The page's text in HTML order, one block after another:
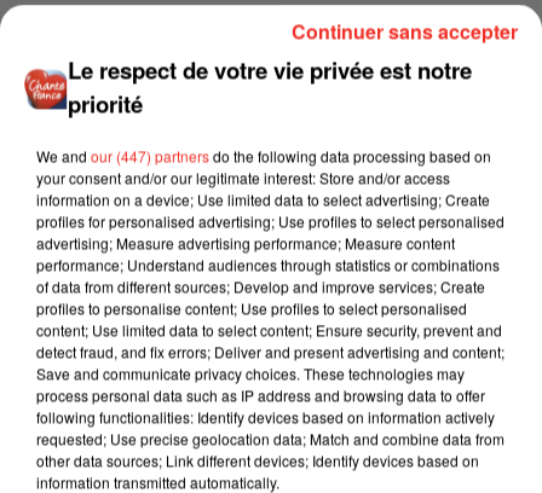
Le respect de votre vie privée est notre
priorité
We and our (447) partnersdo the following data processing based on
your consent and/or our legitimate interest: Store and/or access
information on a device; Use limited data to select advertising; Create
profiles for personalised advertising; Use profiles to select personalised
advertising; Measure advertising performance; Measure content
performance; Understand audiences through statistics or combinations
of data from different sources; Develop and improve services; Create
profiles to personalise content; Use profiles to select personalised
content; Use limited data to select content; Ensure security, prevent and
detect fraud, and fix errors; Deliver and present advertising and content;
Save and communicate privacy choices. These technologies may
process personal data such as IP address and browsing data to offer
following functionalities: Identify devices based on information actively
requested; Use precise geolocation data; Match and combine data from
other data sources; Link different devices; Identify devices based on
information transmitted automatically.
Continuer sans accepter